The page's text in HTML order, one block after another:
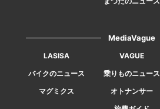
MediaVague
LASISA VAGUE
バイクのニュース
乗りものニュース
マグミクス
オトナンサー